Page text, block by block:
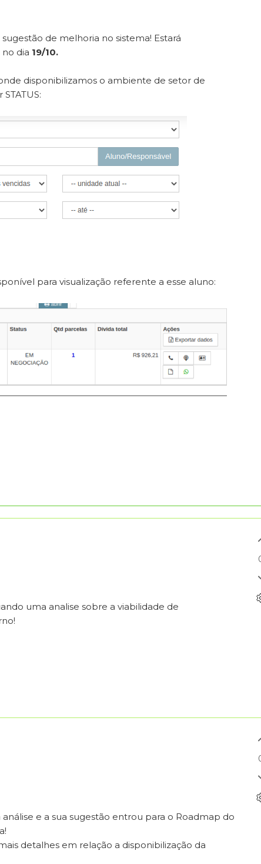
de melhoria no sistema! Estará
dia 19/10.
disponibilizamos o ambiente de setor de
para visualização referente a esse aluno:
uma analise sobre a viabilidade de
e a sua sugestão entrou para o Roadmap do
detalhes em relação a disponibilização da